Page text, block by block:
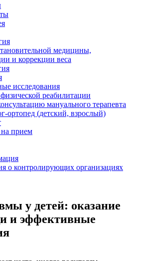
медицины,
и коррекции веса
исследования
реабилитации
мануального терапевта
ортопед (детский, взрослый)
на прием
о контролирующих организациях
у детей: оказание
и эффективные